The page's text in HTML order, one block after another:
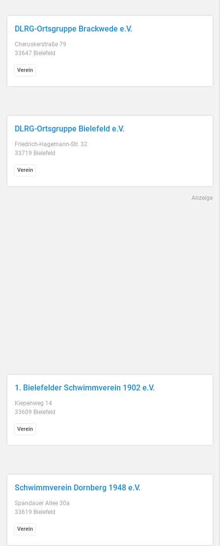
DLRG-Ortsgruppe Brackwede e.V.
Cheruskerstraße 79
33647 Bielefeld
Verein
DLRG-Ortsgruppe Bielefeld e.V.
Friedrich-Hagemann-Str. 32
33719 Bielefeld
Verein
Anzeige
1. Bielefelder Schwimmverein 1902 e.V.
Kiepenweg 14
33609 Bielefeld
Verein
Schwimmverein Dornberg 1948 e.V.
Spandauer Allee 30a
33619 Bielefeld
Verein